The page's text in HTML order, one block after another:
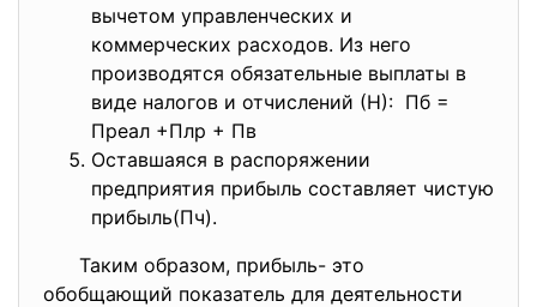
вычетом управленческих и
коммерческих расходов. Из него
производятся обязательные выплаты в
виде налогов и отчислений (Н): Пб =
Преал +Плр + Пв
Оставшаяся в распоряжении
предприятия прибыль составляет чистую
прибыль(Пч).
Таким образом, прибыль- это
обобщающий показатель для деятельности